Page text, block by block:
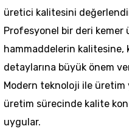
üretici kalitesini
Profesyonel bir deri kemer
hammaddelerin kalitesine,
detaylarına büyük önem
Modern teknoloji ile
üretim sürecinde kalite
uygular.